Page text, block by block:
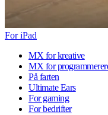
For iPad
MX for kreative
MX for
På farten
Ultimate Ears
For gaming
For bedrifter